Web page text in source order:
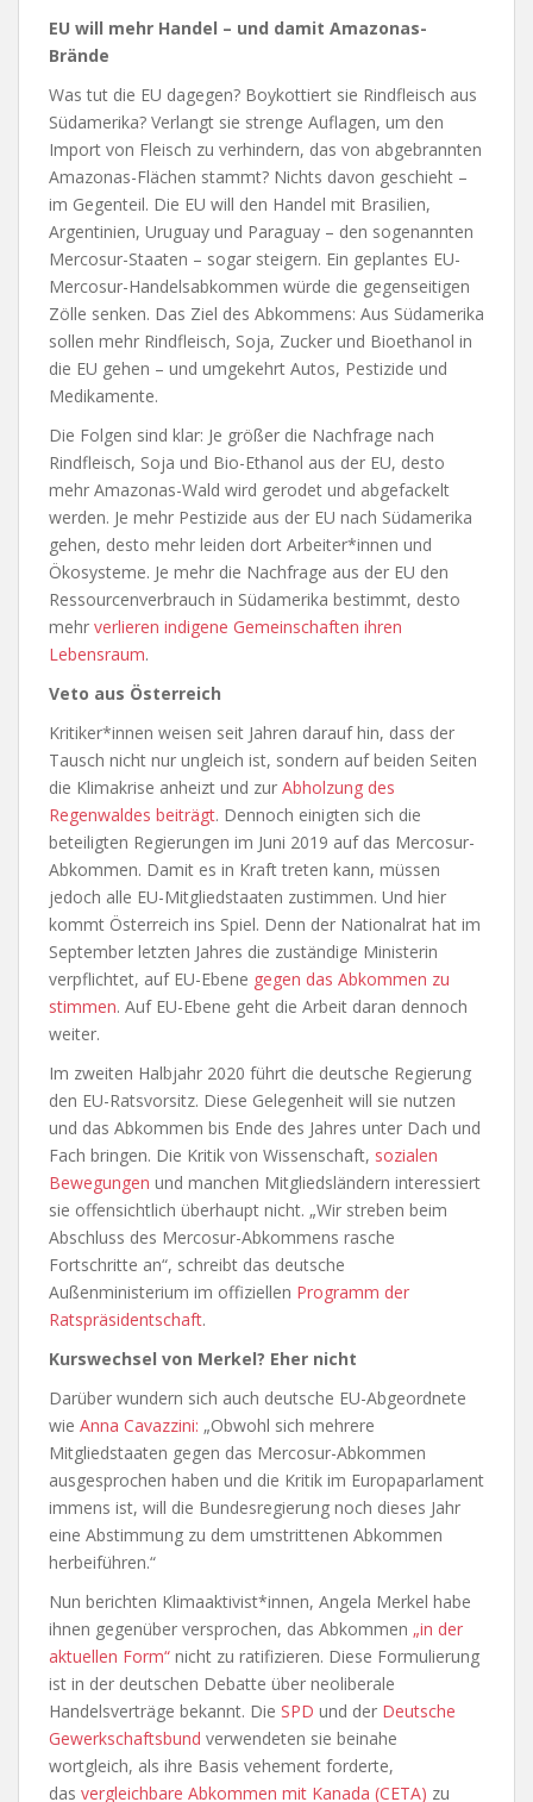
EU will mehr Handel – und damit Amazonas-
Brände
Was tut die EU dagegen? Boykottiert sie Rindfleisch aus
Südamerika? Verlangt sie strenge Auflagen, um den
Import von Fleisch zu verhindern, das von abgebrannten
Amazonas-Flächen stammt? Nichts davon geschieht –
im Gegenteil. Die EU will den Handel mit Brasilien,
Argentinien, Uruguay und Paraguay – den sogenannten
Mercosur-Staaten – sogar steigern. Ein geplantes EU-
Mercosur-Handelsabkommen würde die gegenseitigen
Zölle senken. Das Ziel des Abkommens: Aus Südamerika
sollen mehr Rindfleisch, Soja, Zucker und Bioethanol in
die EU gehen – und umgekehrt Autos, Pestizide und
Medikamente.
Die Folgen sind klar: Je größer die Nachfrage nach
Rindfleisch, Soja und Bio-Ethanol aus der EU, desto
mehr Amazonas-Wald wird gerodet und abgefackelt
werden. Je mehr Pestizide aus der EU nach Südamerika
gehen, desto mehr leiden dort Arbeiter*innen und
Ökosysteme. Je mehr die Nachfrage aus der EU den
Ressourcenverbrauch in Südamerika bestimmt, desto
mehr verlieren indigene Gemeinschaften ihren
Lebensraum.
Veto aus Österreich
Kritiker*innen weisen seit Jahren darauf hin, dass der
Tausch nicht nur ungleich ist, sondern auf beiden Seiten
die Klimakrise anheizt und zur Abholzung des
Regenwaldes beiträgt. Dennoch einigten sich die
beteiligten Regierungen im Juni 2019 auf das Mercosur-
Abkommen. Damit es in Kraft treten kann, müssen
jedoch alle EU-Mitgliedstaaten zustimmen. Und hier
kommt Österreich ins Spiel. Denn der Nationalrat hat im
September letzten Jahres die zuständige Ministerin
verpflichtet, auf EU-Ebene gegen das Abkommen zu
stimmen. Auf EU-Ebene geht die Arbeit daran dennoch
weiter.
Im zweiten Halbjahr 2020 führt die deutsche Regierung
den EU-Ratsvorsitz. Diese Gelegenheit will sie nutzen
und das Abkommen bis Ende des Jahres unter Dach und
Fach bringen. Die Kritik von Wissenschaft, sozialen
Bewegungen und manchen Mitgliedsländern interessiert
sie offensichtlich überhaupt nicht. „Wir streben beim
Abschluss des Mercosur-Abkommens rasche
Fortschritte an“, schreibt das deutsche
Außenministerium im offiziellen Programm der
Ratspräsidentschaft.
Kurswechsel von Merkel? Eher nicht
Darüber wundern sich auch deutsche EU-Abgeordnete
wie Anna Cavazzini: „Obwohl sich mehrere
Mitgliedstaaten gegen das Mercosur-Abkommen
ausgesprochen haben und die Kritik im Europaparlament
immens ist, will die Bundesregierung noch dieses Jahr
eine Abstimmung zu dem umstrittenen Abkommen
herbeiführen.“
Nun berichten Klimaaktivist*innen, Angela Merkel habe
ihnen gegenüber versprochen, das Abkommen „in der
aktuellen Form“ nicht zu ratifizieren. Diese Formulierung
ist in der deutschen Debatte über neoliberale
Handelsverträge bekannt. Die SPD und der Deutsche
Gewerkschaftsbund verwendeten sie beinahe
wortgleich, als ihre Basis vehement forderte,
das vergleichbare Abkommen mit Kanada (CETA) zu